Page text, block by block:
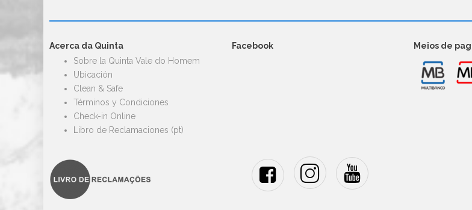
Acerca da Quinta
Sobre la Quinta Vale do Homem
Ubicación
Clean & Safe
Términos y Condiciones
Check-in Online
Libro de Reclamaciones (pt)
Facebook Meios de